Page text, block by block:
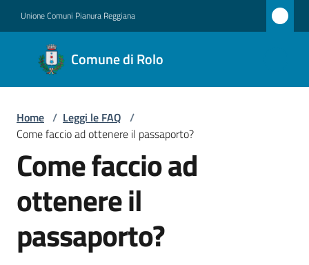
Unione Comuni Pianura Reggiana
Comune di Rolo
Comune
di Rolo
Amministrazione
Novità
Servizi
Vivere
Rolo
Home / Leggi le FAQ /
Come faccio ad ottenere il passaporto?
Salta al contenuto
Come faccio ad
ottenere il
passaporto?